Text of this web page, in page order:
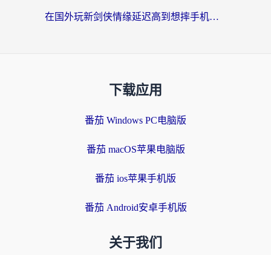
在国外玩新剑侠情缘延迟高到想摔手机？海外玩家亲测有效的加速器选择指南
下载应用
番茄 Windows PC电脑版
番茄 macOS苹果电脑版
番茄 ios苹果手机版
番茄 Android安卓手机版
关于我们